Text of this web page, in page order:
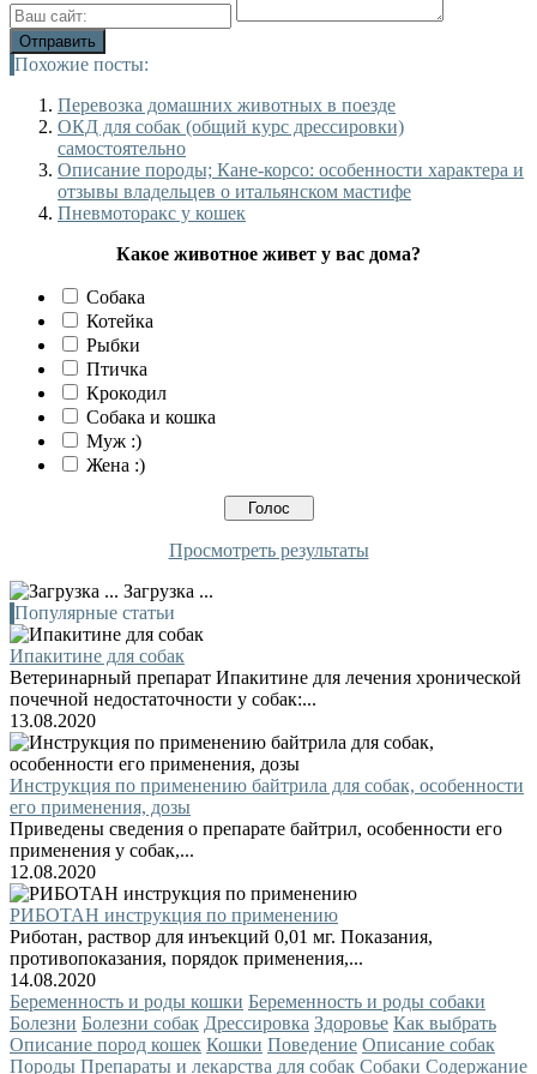
Похожие посты:
Перевозка домашних животных в поезде
ОКД для собак (общий курс дрессировки)
самостоятельно
Описание породы; Кане-корсо: особенности характера и
отзывы владельцев о итальянском мастифе
Пневмоторакс у кошек
Какое животное живет у вас дома?
Собака
Котейка
Рыбки
Птичка
Крокодил
Собака и кошка
Муж :)
Жена :)
Просмотреть результаты
Загрузка ...
Популярные статьи
Ипакитине для собак
Ветеринарный препарат Ипакитине для лечения хронической
почечной недостаточности у собак:...
13.08.2020
Инструкция по применению байтрила для собак, особенности
его применения, дозы
Приведены сведения о препарате байтрил, особенности его
применения у собак,...
12.08.2020
РИБОТАН инструкция по применению
Риботан, раствор для инъекций 0,01 мг. Показания,
противопоказания, порядок применения,...
14.08.2020
Беременность и роды кошки Беременность и роды собаки
Болезни Болезни собак Дрессировка Здоровье Как выбрать
Описание пород кошек Кошки Поведение Описание собак
Породы Препараты и лекарства для собак Собаки Содержание